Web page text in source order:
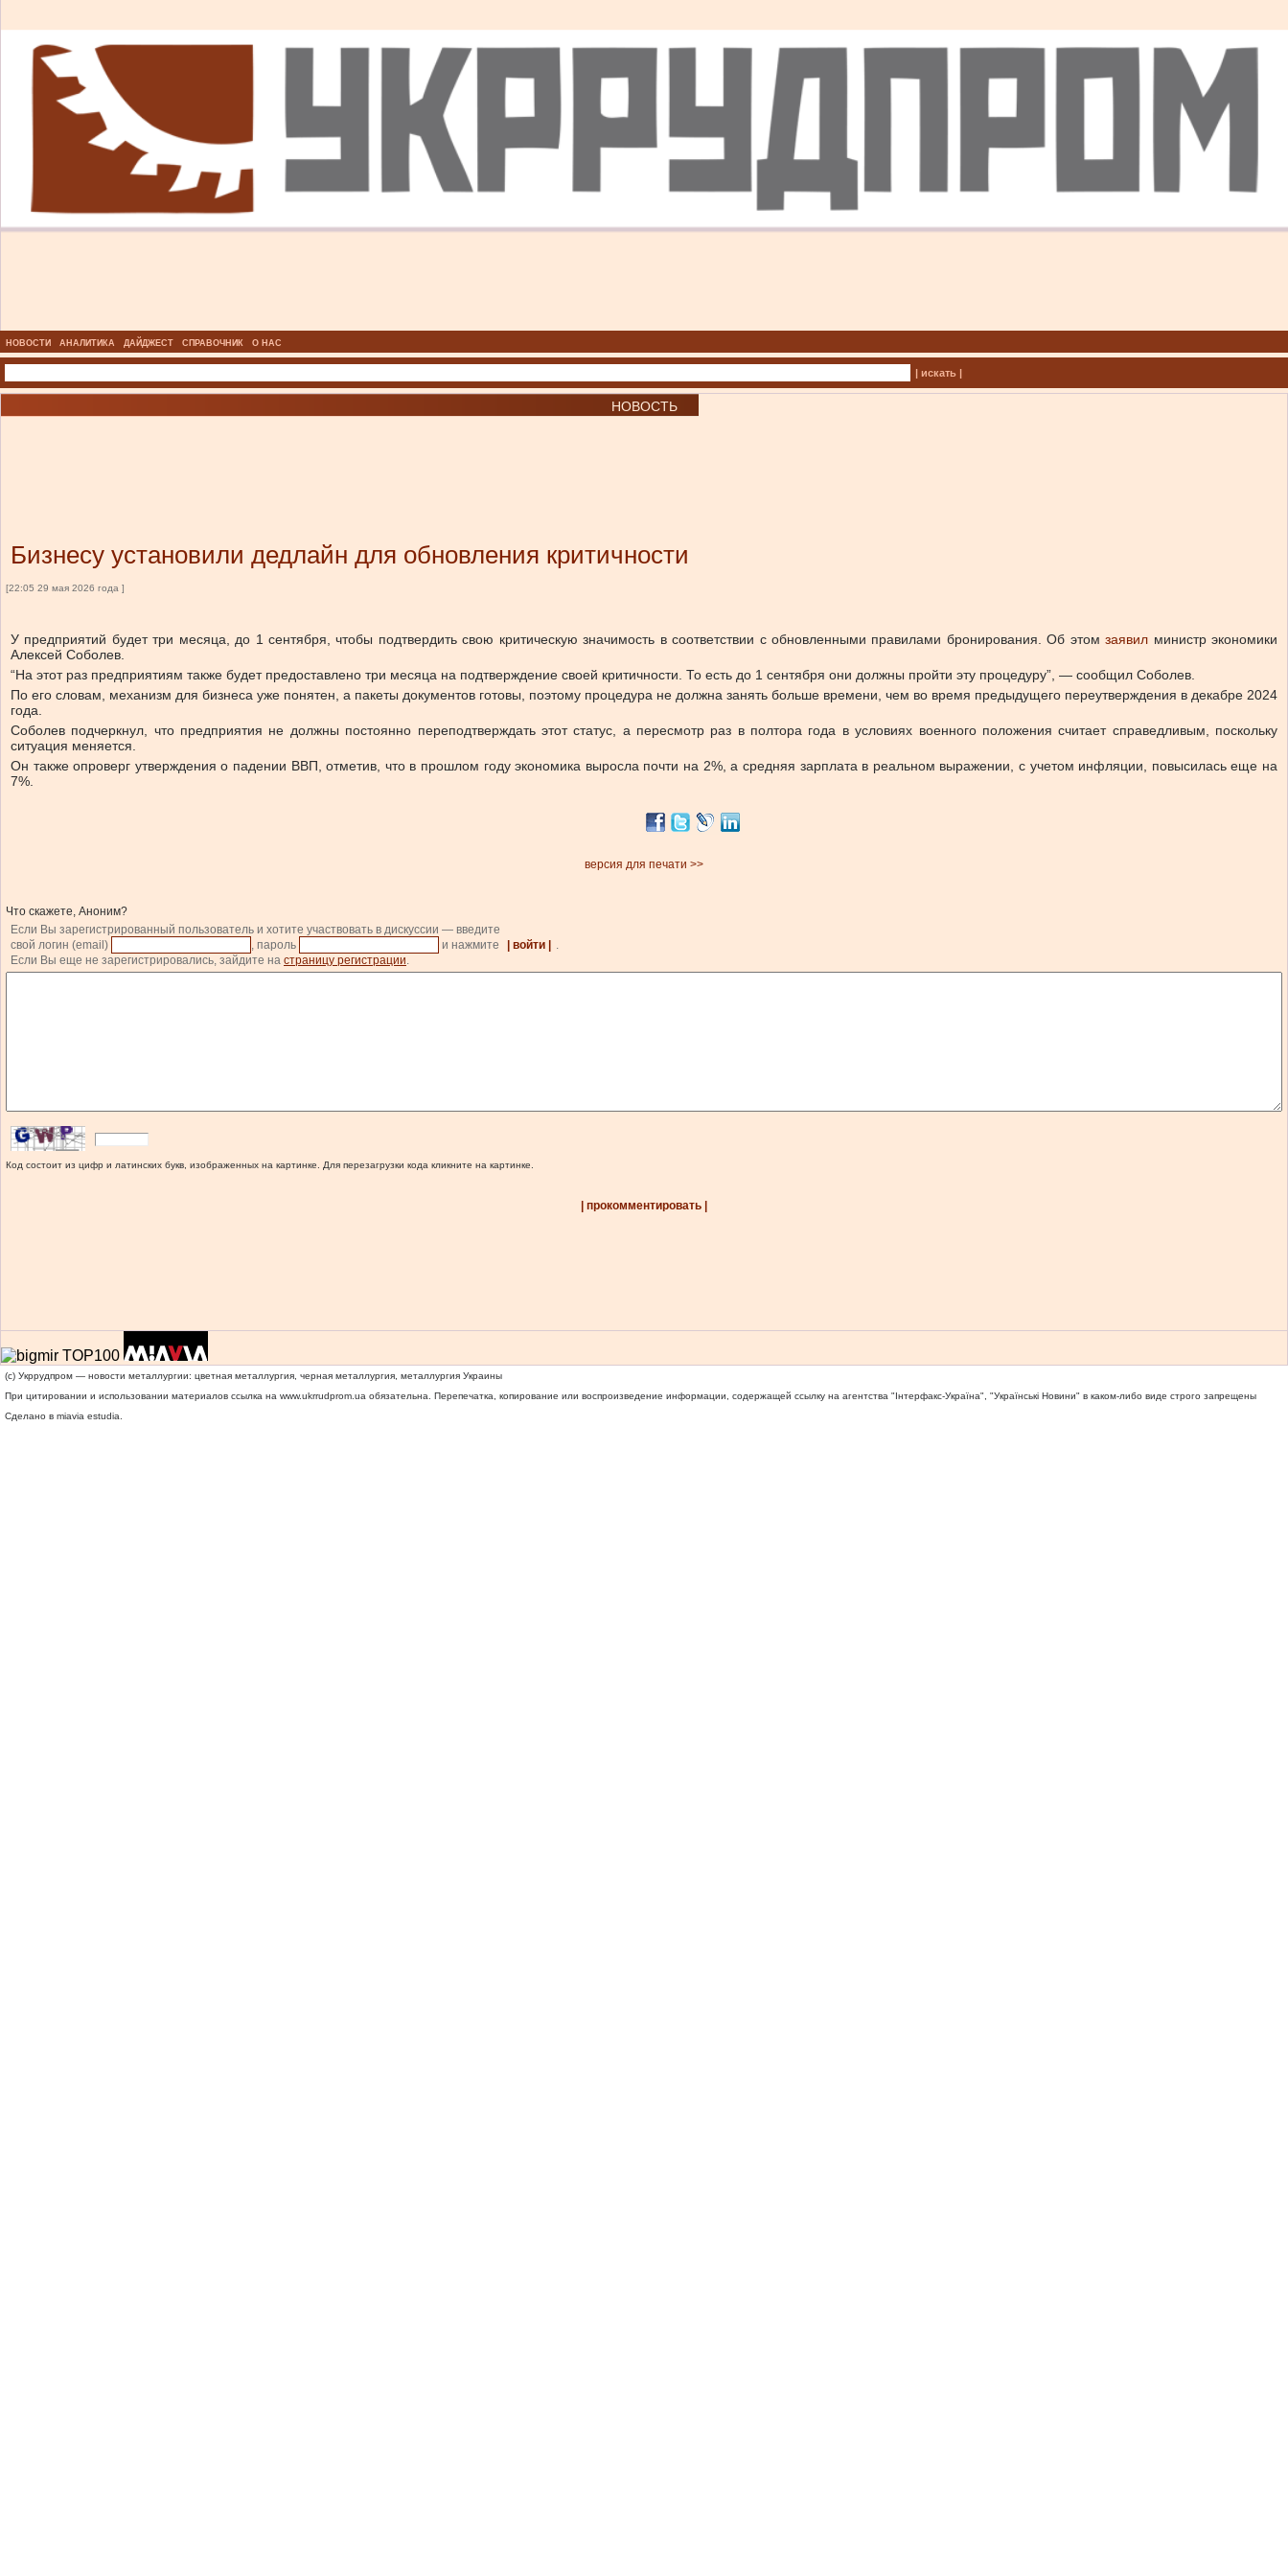
НОВОСТИ АНАЛИТИКА ДАЙДЖЕСТ СПРАВОЧНИК О НАС
| искать |
НОВОСТЬ
Бизнесу установили дедлайн для обновления критичности
[22:05 29 мая 2026 года ]
У предприятий будет три месяца, до 1 сентября, чтобы подтвердить свою критическую значимость в соответствии с обновленными правилами бронирования. Об этомзаявил министр экономики
Алексей Соболев.
“На этот раз предприятиям также будет предоставлено три месяца на подтверждение своей критичности. То есть до 1 сентября они должны пройти эту процедуру”, — сообщил Соболев.
По его словам, механизм для бизнеса уже понятен, а пакеты документов готовы, поэтому процедура не должна занять больше времени, чем во время предыдущего переутверждения в декабре 2024
года.
Соболев подчеркнул, что предприятия не должны постоянно переподтверждать этот статус, а пересмотр раз в полтора года в условиях военного положения считает справедливым, поскольку
ситуация меняется.
Он также опроверг утверждения о падении ВВП, отметив, что в прошлом году экономика выросла почти на 2%, а средняя зарплата в реальном выражении, с учетом инфляции, повысилась еще на
7%.
версия для печати >>
Что скажете, Аноним?
Если Вы зарегистрированный пользователь и хотите участвовать в дискуссии — введите
свой логин (email)
, пароль и нажмите | войти |
.
Если Вы еще не зарегистрировались, зайдите на страницу регистрации.
Код состоит из цифр и латинских букв, изображенных на картинке. Для перезагрузки кода кликните на картинке.
| прокомментировать |
(c) Укррудпром — новости металлургии: цветная металлургия, черная металлургия, металлургия Украины
При цитировании и использовании материалов ссылка на www.ukrrudprom.ua обязательна. Перепечатка, копирование или воспроизведение информации, содержащей ссылку на агентства "Iнтерфакс-Україна", "Українськi Новини" в каком-либо виде строго запрещены
Сделано в miavia estudia.